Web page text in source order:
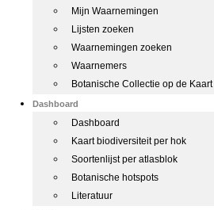
Mijn Waarnemingen
Lijsten zoeken
Waarnemingen zoeken
Waarnemers
Botanische Collectie op de Kaart
Dashboard
Dashboard
Kaart biodiversiteit per hok
Soortenlijst per atlasblok
Botanische hotspots
Literatuur